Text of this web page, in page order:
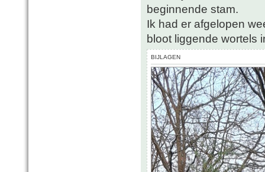
beginnende stam.
Ik had er afgelopen
bloot liggende wortels
BIJLAGEN